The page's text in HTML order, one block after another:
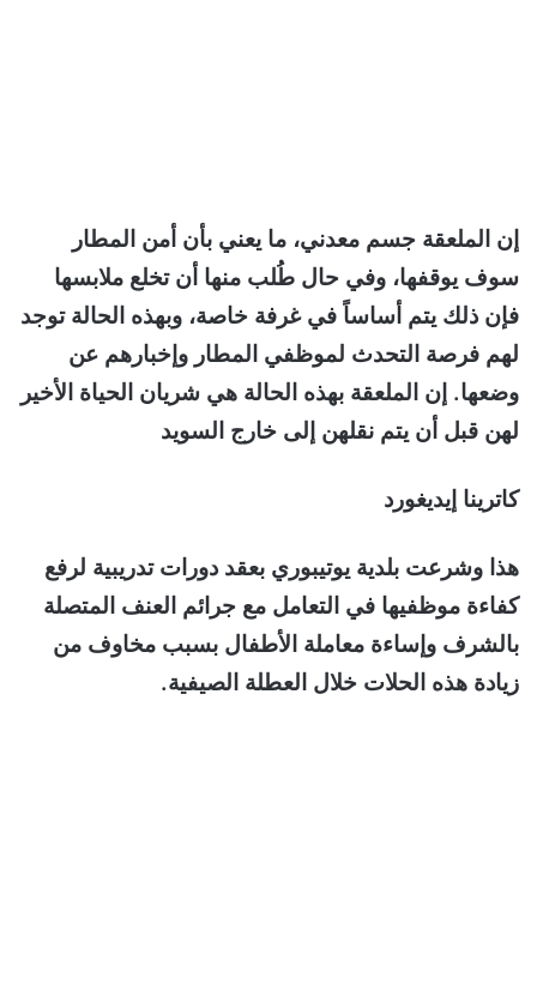
إن الملعقة جسم معدني، ما يعني بأن أمن المطار
سوف يوقفها، وفي حال طُلب منها أن تخلع ملابسها
فإن ذلك يتم أساساً في غرفة خاصة، وبهذه الحالة توجد
لهم فرصة التحدث لموظفي المطار وإخبارهم عن
وضعها. إن الملعقة بهذه الحالة هي شريان الحياة الأخير
لهن قبل أن يتم نقلهن إلى خارج السويد
كاترينا إيديغورد
هذا وشرعت بلدية يوتيبوري بعقد دورات تدريبية لرفع
كفاءة موظفيها في التعامل مع جرائم العنف المتصلة
بالشرف وإساءة معاملة الأطفال بسبب مخاوف من
زيادة هذه الحلات خلال العطلة الصيفية.